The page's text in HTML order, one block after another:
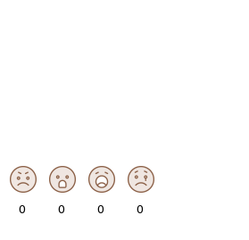
0 0 0 0